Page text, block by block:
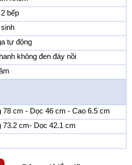
bếp
tự động
không đen đáy nồi
78 cm - Dọc 46 cm - Cao 6.5 cm
73.2 cm- Dọc 42.1 cm